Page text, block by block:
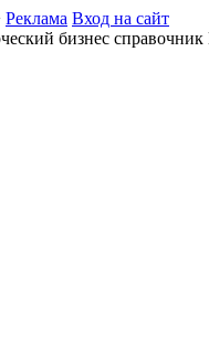
Реклама Вход на сайт